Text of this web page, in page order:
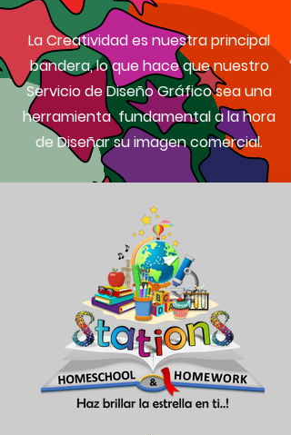
La Creatividad es nuestra principal
bandera, lo que hace que nuestro
Servicio de Diseño Gráfico sea una
herramienta fundamental a la hora
de Diseñar su imagen comercial.